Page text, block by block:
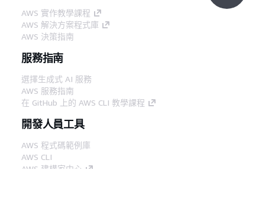
AWS 實作教學課程
AWS 解決方案程式庫
AWS 決策指南
服務指南
選擇生成式 AI 服務
AWS 服務指南
在 GitHub 上的 AWS CLI 教學課程
開發人員工具
AWS 程式碼範例庫
AWS CLI
AWS 建構家中心